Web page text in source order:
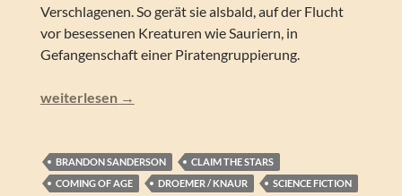
Verschlagenen. So gerät sie alsbald, auf der Flucht
vor besessenen Kreaturen wie Sauriern, in
Gefangenschaft einer Piratengruppierung.
Brandon Sanderson – Cytonic. Unendlich weit von
weiterlesen →
BRANDON SANDERSON
CLAIM THE STARS
COMING OF AGE
DROEMER / KNAUR
SCIENCE FICTION